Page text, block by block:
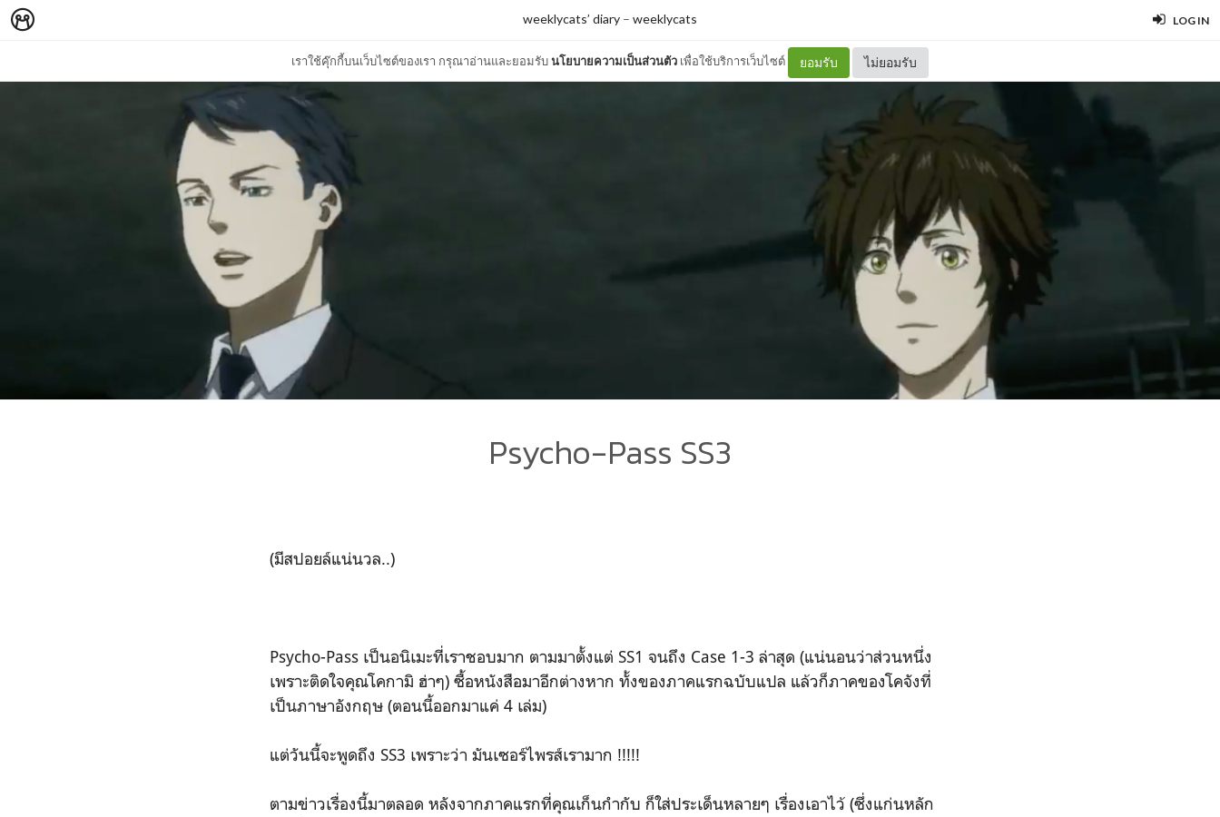
LOG IN
เราใช้คุ๊กกี้บนเว็บไซต์ของเรา กรุณาอ่านและยอมรับนโยบายความเป็นส่วนตัว เพื่อใช้บริการเว็บไซต์ ยอมรับ ไม่ยอมรับ
weeklycats’ diary – weeklycats
Psycho-Pass SS3
(มีสปอยล์แน่นวล..)
Psycho-Pass เป็นอนิเมะที่เราชอบมาก ตามมาตั้งแต่ SS1 จนถึง Case 1-3 ล่าสุด (แน่นอนว่าส่วนหนึ่ง
เพราะติดใจคุณโคกามิ ฮ่าๆ) ซื้อหนังสือมาอีกต่างหาก ทั้งของภาคแรกฉบับแปล แล้วก็ภาคของโคจังที่
เป็นภาษาอังกฤษ (ตอนนี้ออกมาแค่ 4 เล่ม)
แต่วันนี้จะพูดถึง SS3 เพราะว่า มันเซอร์ไพรส์เรามาก !!!!!
ตามข่าวเรื่องนี้มาตลอด หลังจากภาคแรกที่คุณเก็นกำกับ ก็ใส่ประเด็นหลายๆ เรื่องเอาไว้ (ซึ่งแก่นหลัก